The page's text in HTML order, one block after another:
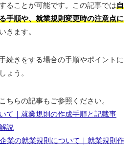
ることが可能です。この記事では自
手順や、就業規則変更時の注意点に
きます。
続きをする場合の手順やポイントに
ょう。
ちらの記事もご参照ください。
て｜就業規則の作成手順と記載事
説
業の就業規則について｜就業規則作